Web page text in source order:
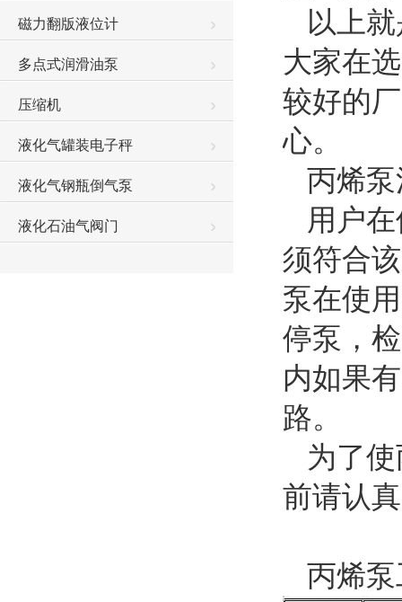
磁力翻版液位计
多点式润滑油泵
压缩机
液化气罐装电子秤
液化气钢瓶倒气泵
液化石油气阀门
以上就
大家在
较好的
心。
丙烯泵
用户在
须符合
泵在使
停泵，
内如果
路。
为了使
前请认
丙烯泵